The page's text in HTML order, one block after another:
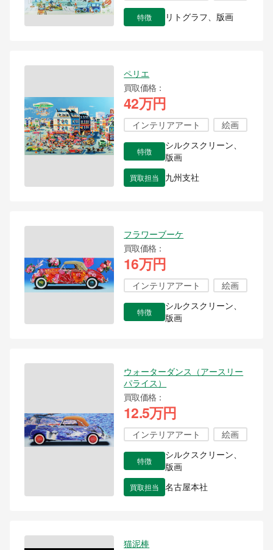
特徴 リトグラフ、版画
ペリエ
買取価格
42万円
インテリアアート 絵画
特徴
シルクスクリーン、
版画
買取担当 九州支社
フラワーブーケ
買取価格
16万円
インテリアアート 絵画
特徴
シルクスクリーン、
版画
ウォーターダンス（アースリー
パライス）
買取価格
12.5万円
インテリアアート 絵画
特徴
シルクスクリーン、
版画
買取担当 名古屋本社
猫泥棒